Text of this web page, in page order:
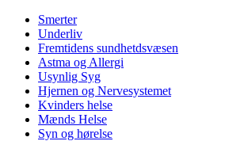
Smerter
Underliv
Fremtidens sundhetdsvæsen
Astma og Allergi
Usynlig Syg
Hjernen og Nervesystemet
Kvinders helse
Mænds Helse
Syn og hørelse